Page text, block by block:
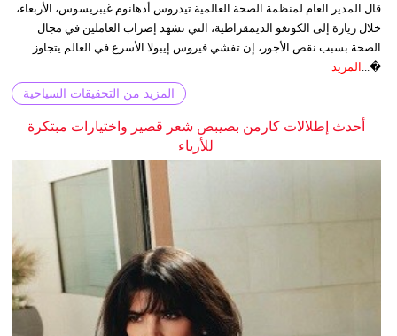
قال المدير العام لمنظمة الصحة العالمية تيدروس أدهانوم غيبريسوس، الأربعاء،
خلال زيارة إلى الكونغو الديمقراطية، التي تشهد إضراب العاملين في مجال
الصحة بسبب نقص الأجور، إن تفشي فيروس إيبولا الأسرع في العالم يتجاوز
�... المزيد
المزيد من التحقيقات السياحية
أحدث إطلالات كارمن بصيبص شعر قصير واختيارات مبتكرة
للأزياء